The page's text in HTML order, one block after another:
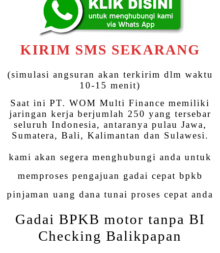
KIRIM SMS SEKARANG
(simulasi angsuran akan terkirim dlm waktu
10-15 menit)
Saat ini PT. WOM Multi Finance memiliki
jaringan kerja berjumlah 250 yang tersebar
seluruh Indonesia, antaranya pulau Jawa,
Sumatera, Bali, Kalimantan dan Sulawesi.
kami akan segera menghubungi anda untuk
memproses pengajuan gadai cepat bpkb
pinjaman uang dana tunai proses cepat anda
Gadai BPKB motor tanpa BI
Checking Balikpapan